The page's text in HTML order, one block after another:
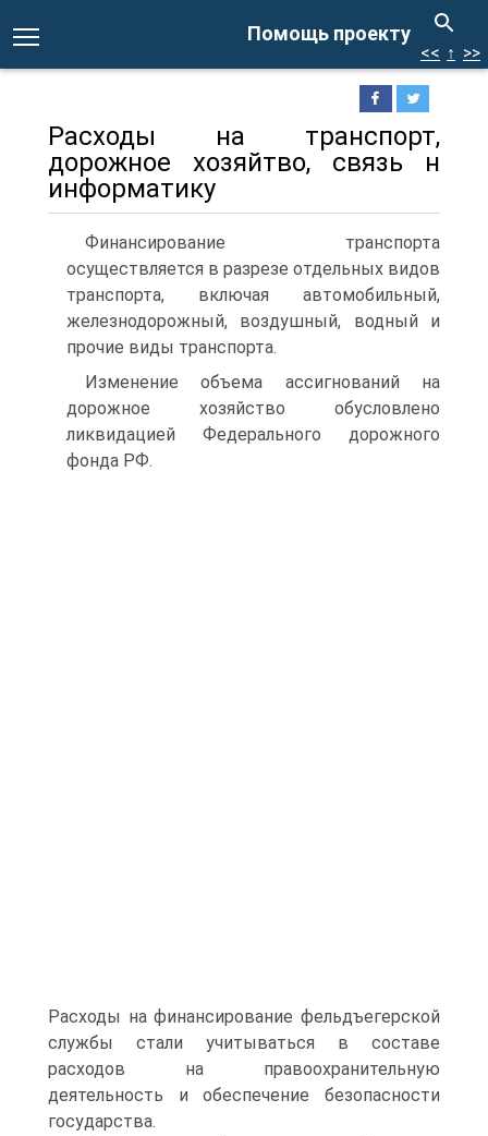
Помощь проекту
<< ↑ >>
Расходы на транспорт,
дорожное хозяйтво, связь н
информатику
Финансирование транспорта
осуществляется в разрезе отдель­ных видов
транспорта, включая автомобильный,
железнодорожный, воздушный, водный и
прочие виды транспорта.
Изменение объема ассигнований на
дорожное хозяйство обу­словлено
ликвидацией Федерального дорожного
фонда РФ.
Расхо­ды на финансирование фельдъегерской
службы стали учитываться в составе
расходов на правоохранительную
деятельность и обеспече­ние безопасности
государства.